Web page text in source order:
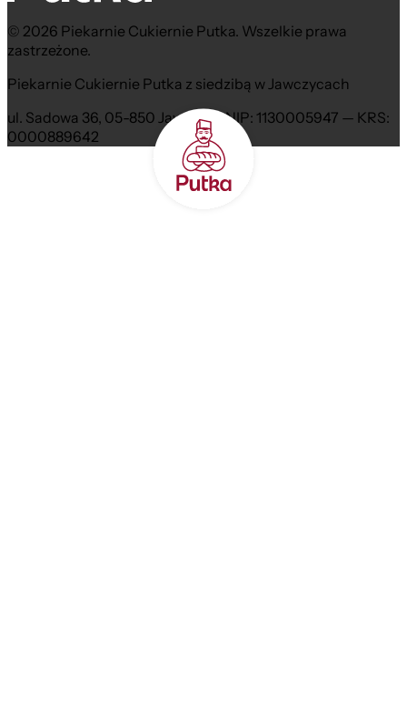
© 2026 Piekarnie Cukiernie Putka. Wszelkie prawa
zastrzeżone.
Piekarnie Cukiernie Putka z siedzibą w Jawczycach
ul. Sadowa 36, 05-850 Jawczyce NIP: 1130005947 — KRS:
0000889642